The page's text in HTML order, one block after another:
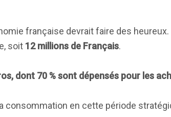
française devrait faire des
soit 12 millions de Français.
dont 70 % sont dépensés pour les
consommation en cette période